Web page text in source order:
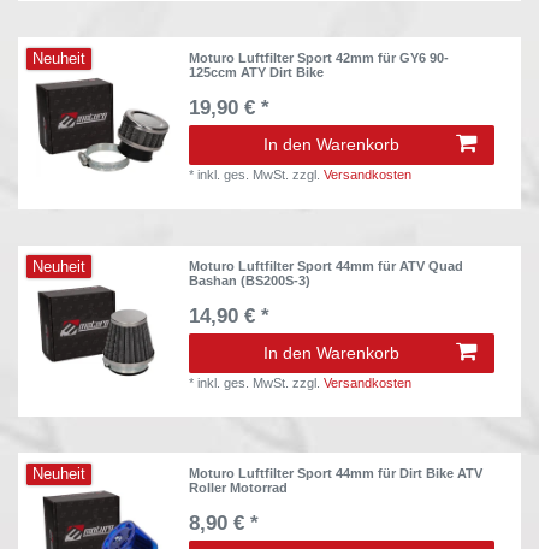
Neuheit
Moturo Luftfilter Sport 42mm für GY6 90-
125ccm ATY Dirt Bike
19,90 € *
In den Warenkorb
*inkl. ges. MwSt. zzgl.Versandkosten
Neuheit
Moturo Luftfilter Sport 44mm für ATV Quad
Bashan (BS200S-3)
14,90 € *
In den Warenkorb
*inkl. ges. MwSt. zzgl.Versandkosten
Neuheit
Moturo Luftfilter Sport 44mm für Dirt Bike ATV
Roller Motorrad
8,90 € *